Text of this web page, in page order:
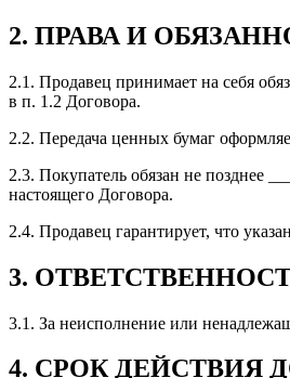
2. ПРАВА И
2.1. Продавец принимает на себя
в п. 1.2 Договора.
2.2. Передача ценных бумаг
2.3. Покупатель обязан не позднее
настоящего Договора.
2.4. Продавец гарантирует, что
3.
3.1. За неисполнение или
4. СРОК ДЕЙСТВИЯ